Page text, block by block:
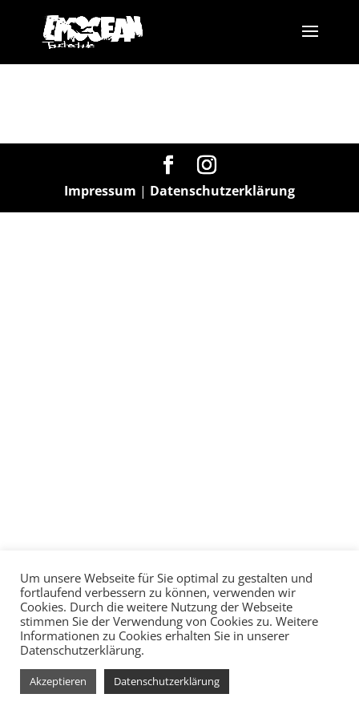
Impressum | Datenschutzerklärung
Um unsere Webseite für Sie optimal zu gestalten und
fortlaufend verbessern zu können, verwenden wir
Cookies. Durch die weitere Nutzung der Webseite
stimmen Sie der Verwendung von Cookies zu. Weitere
Informationen zu Cookies erhalten Sie in unserer
Datenschutzerklärung.
Akzeptieren Datenschutzerklärung